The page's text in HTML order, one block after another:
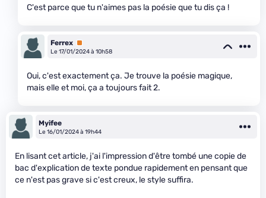
C'est parce que tu n'aimes pas la poésie que tu dis ça !
Ferrex Premium
Le 17/01/2024 à 10h58
Oui, c'est exactement ça. Je trouve la poésie magique,
mais elle et moi, ça a toujours fait 2.
Myifee
Le 16/01/2024 à 19h44
En lisant cet article, j'ai l'impression d'être tombé une copie de
bac d'explication de texte pondue rapidement en pensant que
ce n'est pas grave si c'est creux, le style suffira.